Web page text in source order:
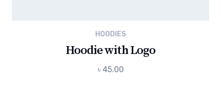
HOODIES
Hoodie with Logo
৳ 45.00